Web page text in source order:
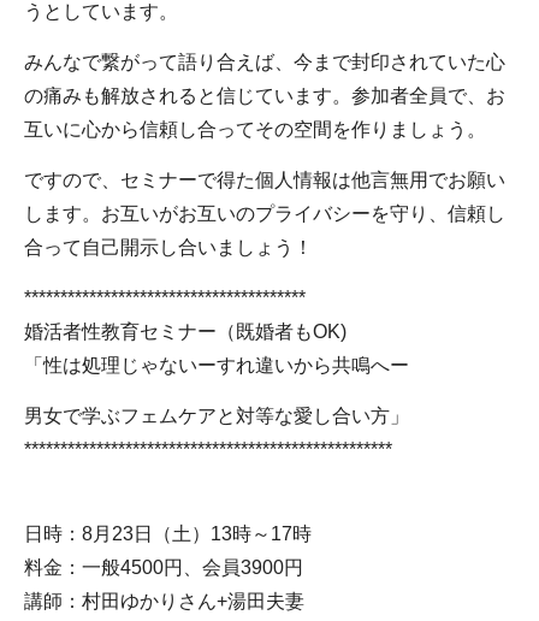
うとしています。
みんなで繋がって語り合えば、今まで封印されていた心
の痛みも解放されると信じています。参加者全員で、お
互いに心から信頼し合ってその空間を作りましょう。
ですので、セミナーで得た個人情報は他言無用でお願い
します。お互いがお互いのプライバシーを守り、信頼し
合って自己開示し合いましょう！
***************************************
婚活者性教育セミナー（既婚者もOK)
「性は処理じゃないーすれ違いから共鳴へー
男女で学ぶフェムケアと対等な愛し合い方」
***************************************************
日時：8月23日（土）13時～17時
料金：一般4500円、会員3900円
講師：村田ゆかりさん+湯田夫妻